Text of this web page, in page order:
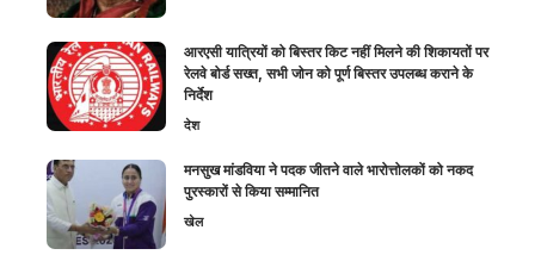
आरएसी यात्रियों को बिस्तर किट नहीं मिलने की शिकायतों पर
रेलवे बोर्ड सख्त, सभी जोन को पूर्ण बिस्तर उपलब्ध कराने के
निर्देश
देश
मनसुख मांडविया ने पदक जीतने वाले भारोत्तोलकों को नकद
पुरस्कारों से किया सम्मानित
खेल